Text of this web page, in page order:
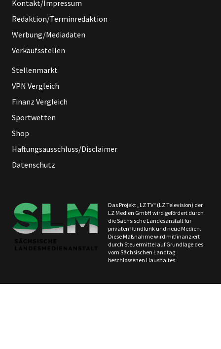
Kontakt/Impressum
Redaktion/Terminredaktion
Werbung/Mediadaten
Verkaufsstellen
Stellenmarkt
VPN Vergleich
Finanz Vergleich
Sportwetten
Shop
Haftungsausschluss/Disclaimer
Datenschutz
Das Projekt „LZ TV“ (LZ Television) der
LZ Medien GmbH wird gefördert durch
die Sächsische Landesanstalt für
privaten Rundfunk und neue Medien.
Diese Maßnahme wird mitfinanziert
durch Steuermittel auf Grundlage des
vom Sächsischen Landtag
beschlossenen Haushaltes.